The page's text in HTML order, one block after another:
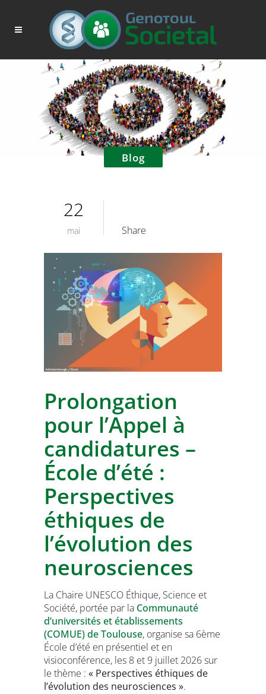
Blog
22
mai Share
Prolongation
pour l’Appel à
candidatures –
École d’été :
Perspectives
éthiques de
l’évolution des
neurosciences
La Chaire UNESCO Éthique, Science et
Société, portée par la Communauté
d’universités et établissements
(COMUE) de Toulouse, organise sa 6ème
École d’été en présentiel et en
visioconférence, les 8 et 9 juillet 2026 sur
le thème : « Perspectives éthiques de
l’évolution des neurosciences ».